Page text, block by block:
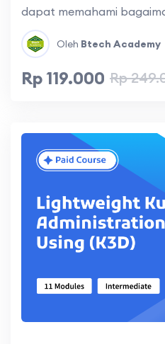
dapat memahami
fitur GitLab serta
seperti Docker dan Vercel
infrastruktur dan
otomatis untuk
Oleh Btech Academy
Rp 119.000 Rp